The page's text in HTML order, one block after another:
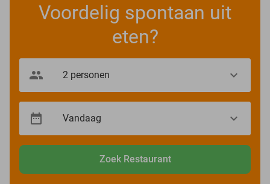
Voordelig spontaan uit
eten?
Zoek Restaurant